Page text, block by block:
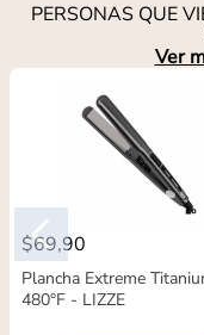
PERSONAS QUE
Ver
$69,90
Plancha Extreme
480°F - LIZZE